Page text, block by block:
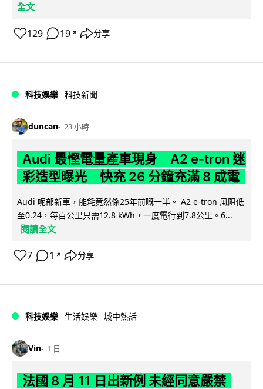
全文
129 19 ↗ 分享
科技娛樂 科技新聞
duncan 23 小時
Audi 最慳電量產車現身 A2 e-tron 迷
彩造型曝光 快充 26 分鐘充滿 8 成電
Audi 呢部新車，能耗竟然係25年前嘅一半。 A2 e-tron 風阻低
至0.24，每百公里只需12.8 kWh，一度電行到7.8公里。6...
閱讀全文
7 1 ↗ 分享
科技娛樂 生活娛樂 城中熱話
Vin 1 日
法國 8 月 11 日出新例 未經同意嚴禁